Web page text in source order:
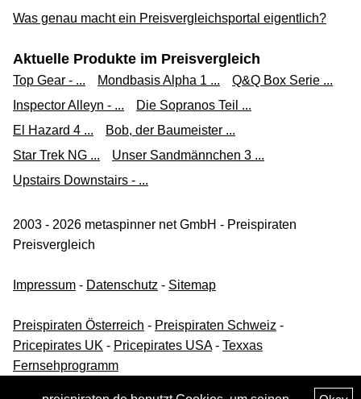
Was genau macht ein Preisvergleichsportal eigentlich?
Aktuelle Produkte im Preisvergleich
Top Gear - ... Mondbasis Alpha 1 ...
Q&Q Box Serie ...
Inspector Alleyn - ...
Die Sopranos Teil ...
El Hazard 4 ...
Bob, der Baumeister ...
Star Trek NG ...
Unser Sandmännchen 3 ...
Upstairs Downstairs - ...
2003 - 2026 metaspinner net GmbH - Preispiraten
Preisvergleich
Impressum - Datenschutz - Sitemap
Preispiraten Österreich - Preispiraten Schweiz -
Pricepirates UK - Pricepirates USA- Texxas
Fernsehprogramm